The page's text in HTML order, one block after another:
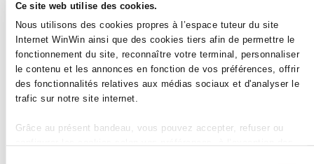
Ce site web utilise des cookies.
Nous utilisons des cookies propres à l’espace tuteur du site
Internet WinWin ainsi que des cookies tiers afin de permettre le
fonctionnement du site, reconnaître votre terminal, personnaliser
le contenu et les annonces en fonction de vos préférences, offrir
des fonctionnalités relatives aux médias sociaux et d'analyser le
trafic sur notre site internet.
Grâce au présent bandeau, vous pouvez accepter, refuser ou
2
L’apprenti est capable
d’organiser et d’animer des
conférences ou réunions et
d’adopter une attitude